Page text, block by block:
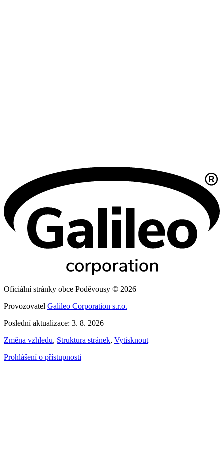
Oficiální stránky obce Poděvousy © 2026
Provozovatel Galileo Corporation s.r.o.
Poslední aktualizace: 3. 8. 2026
Změna vzhledu, Struktura stránek, Vytisknout
Prohlášení o přístupnosti